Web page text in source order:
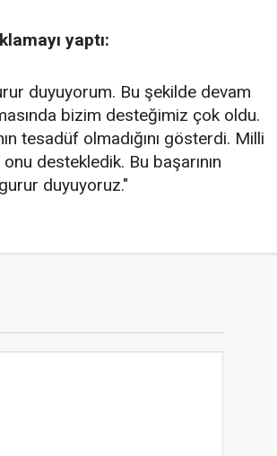
yaptı:
duyuyorum. Bu şekilde devam
bizim desteğimiz çok oldu.
tesadüf olmadığını gösterdi. Milli
destekledik. Bu başarının
duyuyoruz."